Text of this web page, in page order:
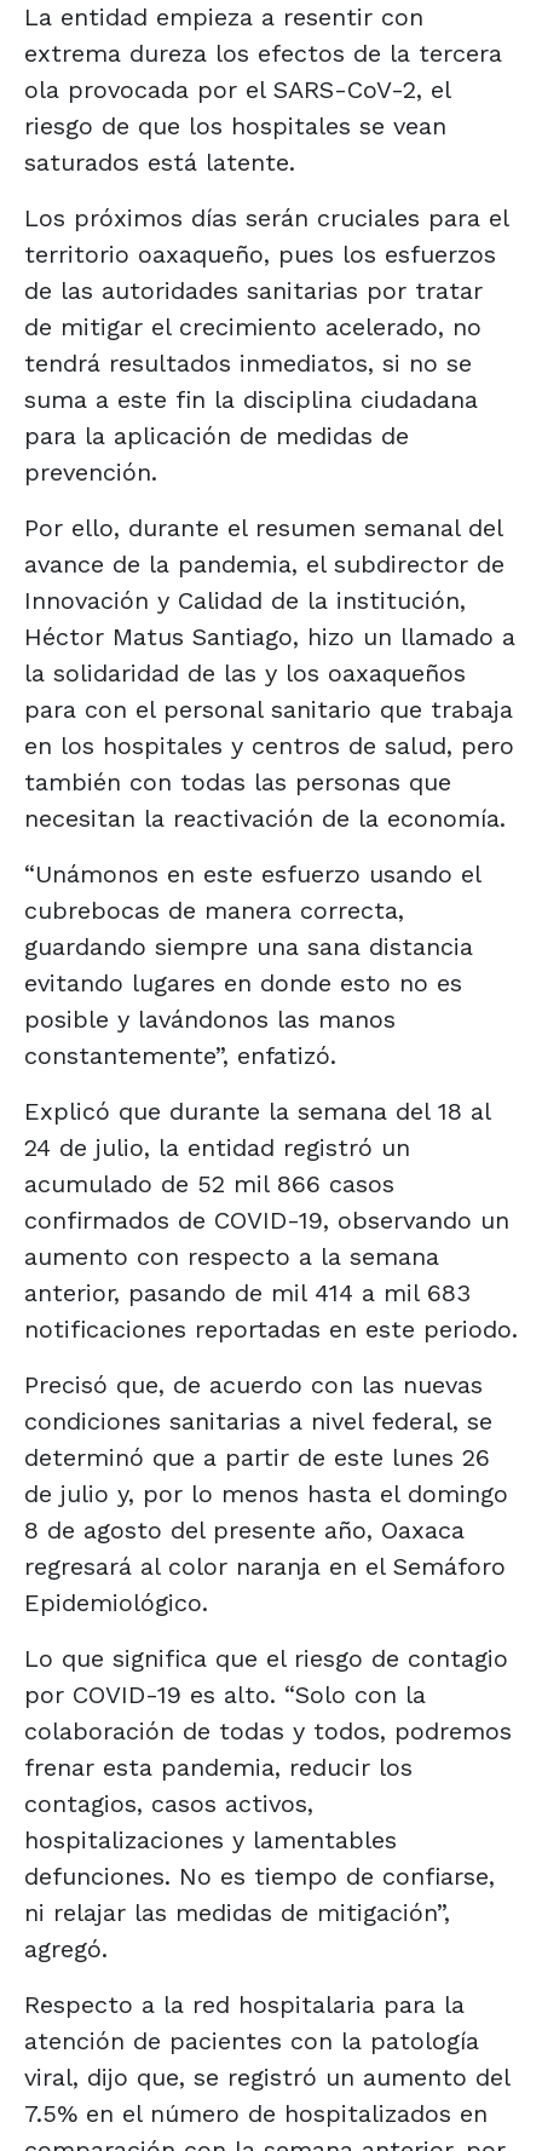
La entidad empieza a resentir con
extrema dureza los efectos de la tercera
ola provocada por el SARS-CoV-2, el
riesgo de que los hospitales se vean
saturados está latente.
Los próximos días serán cruciales para el
territorio oaxaqueño, pues los esfuerzos
de las autoridades sanitarias por tratar
de mitigar el crecimiento acelerado, no
tendrá resultados inmediatos, si no se
suma a este fin la disciplina ciudadana
para la aplicación de medidas de
prevención.
Por ello, durante el resumen semanal del
avance de la pandemia, el subdirector de
Innovación y Calidad de la institución,
Héctor Matus Santiago, hizo un llamado a
la solidaridad de las y los oaxaqueños
para con el personal sanitario que trabaja
en los hospitales y centros de salud, pero
también con todas las personas que
necesitan la reactivación de la economía.
“Unámonos en este esfuerzo usando el
cubrebocas de manera correcta,
guardando siempre una sana distancia
evitando lugares en donde esto no es
posible y lavándonos las manos
constantemente”, enfatizó.
Explicó que durante la semana del 18 al
24 de julio, la entidad registró un
acumulado de 52 mil 866 casos
confirmados de COVID-19, observando un
aumento con respecto a la semana
anterior, pasando de mil 414 a mil 683
notificaciones reportadas en este periodo.
Precisó que, de acuerdo con las nuevas
condiciones sanitarias a nivel federal, se
determinó que a partir de este lunes 26
de julio y, por lo menos hasta el domingo
8 de agosto del presente año, Oaxaca
regresará al color naranja en el Semáforo
Epidemiológico.
Lo que significa que el riesgo de contagio
por COVID-19 es alto. “Solo con la
colaboración de todas y todos, podremos
frenar esta pandemia, reducir los
contagios, casos activos,
hospitalizaciones y lamentables
defunciones. No es tiempo de confiarse,
ni relajar las medidas de mitigación”,
agregó.
Respecto a la red hospitalaria para la
atención de pacientes con la patología
viral, dijo que, se registró un aumento del
7.5% en el número de hospitalizados en